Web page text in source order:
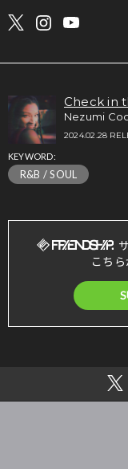
Check in
Nezumi
2024.02.28
KEYWORD:
R&B / SOUL
こち